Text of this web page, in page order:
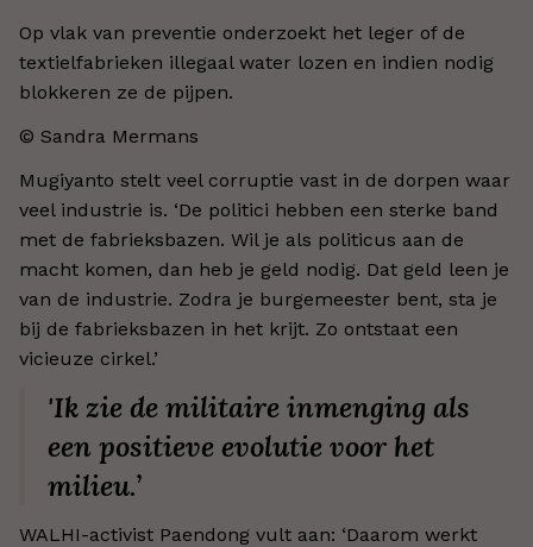
Op vlak van preventie onderzoekt het leger of de
textielfabrieken illegaal water lozen en indien nodig
blokkeren ze de pijpen.
© Sandra Mermans
Mugiyanto stelt veel corruptie vast in de dorpen waar
veel industrie is. ‘De politici hebben een sterke band
met de fabrieksbazen. Wil je als politicus aan de
macht komen, dan heb je geld nodig. Dat geld leen je
van de industrie. Zodra je burgemeester bent, sta je
bij de fabrieksbazen in het krijt. Zo ontstaat een
vicieuze cirkel.’
'Ik zie de militaire inmenging als
een positieve evolutie voor het
milieu.’
WALHI-activist Paendong vult aan: ‘Daarom werkt